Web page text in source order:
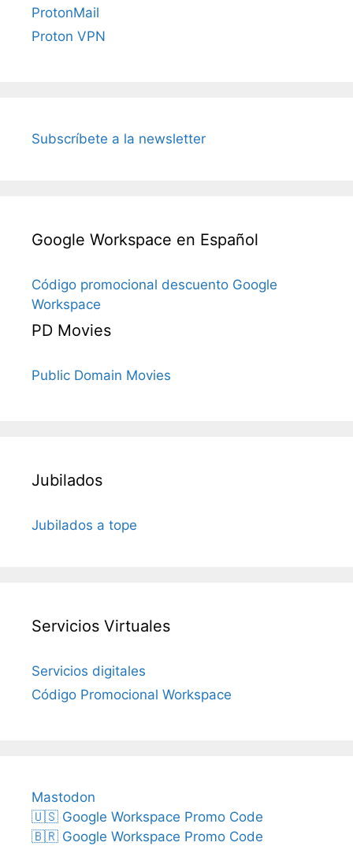
ProtonMail
Proton VPN
Subscríbete a la newsletter
Google Workspace en Español
Código promocional descuento Google
Workspace
PD Movies
Public Domain Movies
Jubilados
Jubilados a tope
Servicios Virtuales
Servicios digitales
Código Promocional Workspace
Mastodon
🇺🇸 Google Workspace Promo Code
🇧🇷 Google Workspace Promo Code